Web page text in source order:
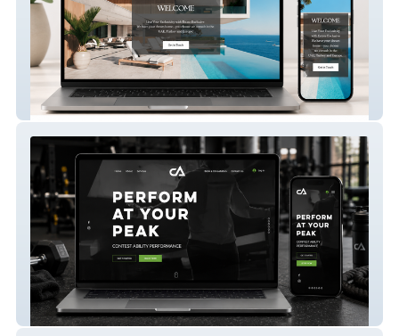
Estate Exclusive
Contest Ability